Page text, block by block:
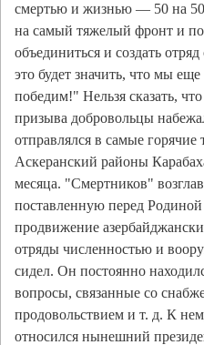
смертью и жизнью — 50 на
на самый тяжелый фронт и
объединиться и создать
это будет значить, что мы
победим!" Нельзя сказать,
призыва добровольцы
отправлялся в самые
Аскеранский районы
месяца. "Смертников"
поставленную перед
продвижение
отряды численностью и
сидел. Он постоянно
вопросы, связанные со
продовольствием и т. д. К
относился нынешний